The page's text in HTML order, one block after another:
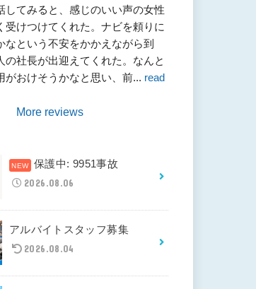
してみると、感じのいい声の女性
受けつけてくれた。ナビを頼りに
なという不安をかかえながら到
の社長が出迎えてくれた。なんと
がおけそうかなと思い、前... read
More reviews
保護中: 9951事故
2026.08.06
アルバイトスタッフ募集
2026.08.04